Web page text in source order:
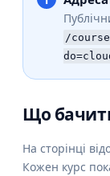
/course
Що
На сторінці
Кожен курс